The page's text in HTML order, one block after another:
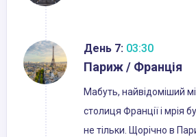
День 7: 03:30
Париж / Франція
Мабуть, найвідоміший
столиця Франції і мрія
не тільки. Щорічно в